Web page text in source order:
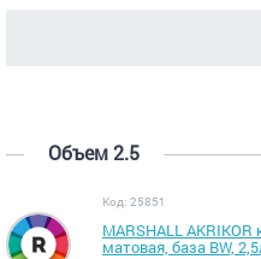
Объем 2.5
Код: 25851
MARSHALL
матовая, база BW,